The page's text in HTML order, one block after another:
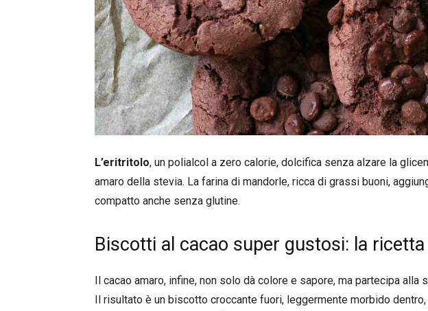
L’eritritolo, un polialcol a zero calorie, dolcifica senza alzare la
amaro della stevia. La farina di mandorle, ricca di grassi buoni,
compatto anche senza glutine.
Biscotti al cacao super gustosi: la ricetta
Il cacao amaro, infine, non solo dà colore e sapore, ma partecipa alla
Il risultato è un biscotto croccante fuori, leggermente morbido dentro,